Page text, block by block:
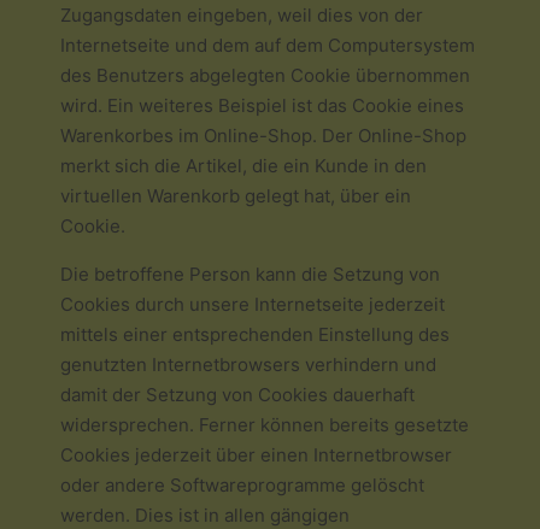
Zugangsdaten eingeben, weil dies von der
Internetseite und dem auf dem Computersystem
des Benutzers abgelegten Cookie übernommen
wird. Ein weiteres Beispiel ist das Cookie eines
Warenkorbes im Online-Shop. Der Online-Shop
merkt sich die Artikel, die ein Kunde in den
virtuellen Warenkorb gelegt hat, über ein
Cookie.
Die betroffene Person kann die Setzung von
Cookies durch unsere Internetseite jederzeit
mittels einer entsprechenden Einstellung des
genutzten Internetbrowsers verhindern und
damit der Setzung von Cookies dauerhaft
widersprechen. Ferner können bereits gesetzte
Cookies jederzeit über einen Internetbrowser
oder andere Softwareprogramme gelöscht
werden. Dies ist in allen gängigen